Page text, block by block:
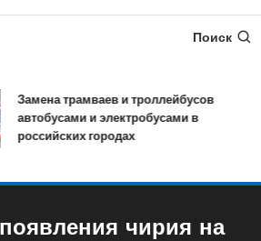
Поиск
Замена трамваев и троллейбусов
автобусами и электробусами в
российских городах
чирия на